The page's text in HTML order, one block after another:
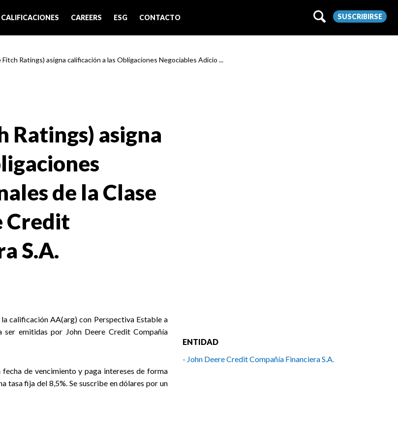
CALIFICACIONES CAREERS ESG CONTACTO SUSCRIBIRSE
Fitch Ratings) asigna calificación a las Obligaciones Negociables Adicio ...
Ratings) asigna
de la Clase
Credit
S.A.
calificación AA(arg) con Perspectiva Estable a
emitidas por John Deere Credit Compañía
de vencimiento y paga intereses de forma
tasa fija del 8,5%. Se suscribe en dólares por un
ENTIDAD
- John Deere Credit Compañía Financiera S.A.